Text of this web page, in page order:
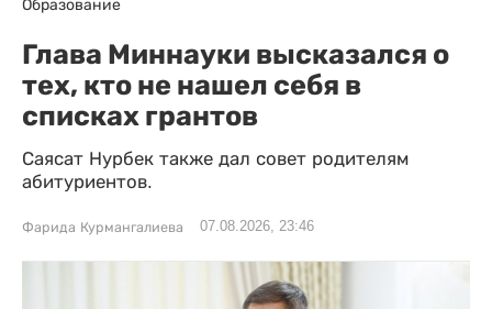
Образование
Глава Миннауки высказался о
тех, кто не нашел себя в
списках грантов
Саясат Нурбек также дал совет родителям
абитуриентов.
Фарида Курмангалиева 07.08.2026, 23:46